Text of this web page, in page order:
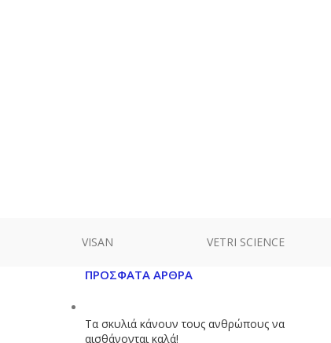
VISAN VETRI SCIENCE
ΠΡΌΣΦΑΤΑ ΆΡΘΡΑ
Τα σκυλιά κάνουν τους ανθρώπους να
αισθάνονται καλά!